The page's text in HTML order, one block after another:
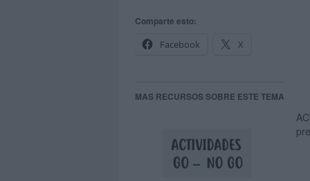
Comparte esto:
Facebook
X
MAS RECURSOS SOBRE ESTE TEMA